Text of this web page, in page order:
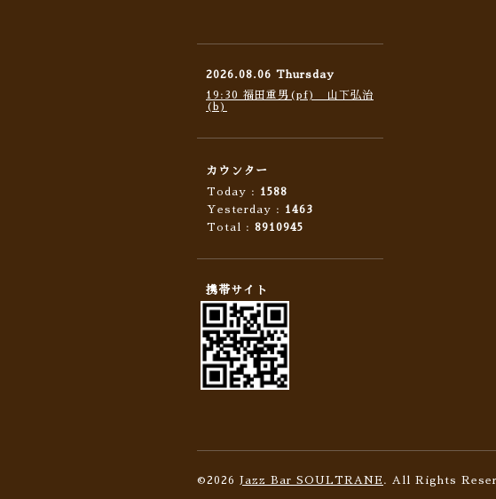
2026.08.06 Thursday
19:30 福田重男(pf) 山下弘治
(b)
カウンター
Today : 1588
Yesterday : 1463
Total : 8910945
携帯サイト
©2026 Jazz Bar SOULTRANE . All Rights